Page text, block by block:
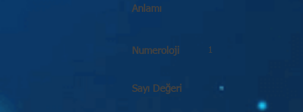
Anlamı
Numeroloji 1
Sayı Değeri